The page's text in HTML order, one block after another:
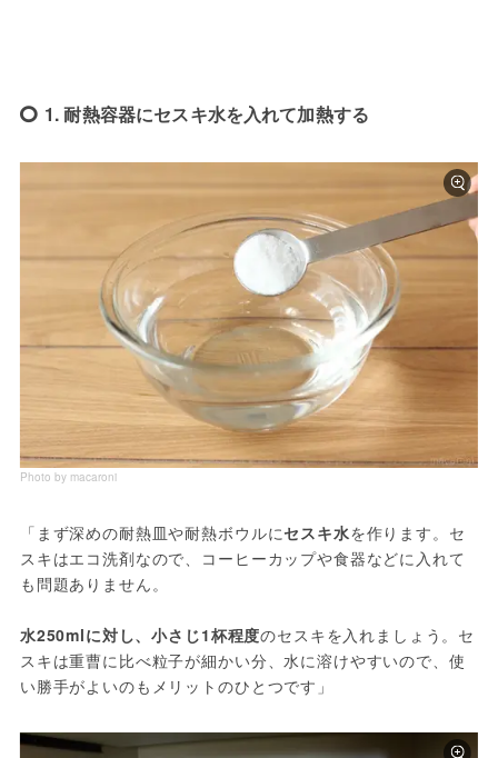
1. 耐熱容器にセスキ水を入れて加熱する
Photo by macaroni
「まず深めの耐熱皿や耐熱ボウルにセスキ水を作ります。セ
スキはエコ洗剤なので、コーヒーカップや食器などに入れて
も問題ありません。
水250mlに対し、小さじ1杯程度のセスキを入れましょう。セ
スキは重曹に比べ粒子が細かい分、水に溶けやすいので、使
い勝手がよいのもメリットのひとつです」